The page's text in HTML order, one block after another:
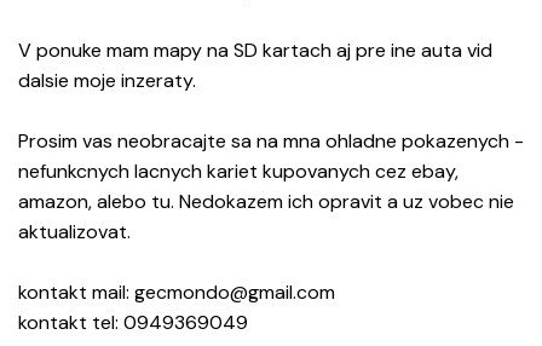
V ponuke mam mapy na SD kartach aj pre ine auta vid
dalsie moje inzeraty.
Prosim vas neobracajte sa na mna ohladne pokazenych -
nefunkcnych lacnych kariet kupovanych cez ebay,
amazon, alebo tu. Nedokazem ich opravit a uz vobec nie
aktualizovat.
kontakt mail: gecmondo@gmail.com
kontakt tel: 0949369049